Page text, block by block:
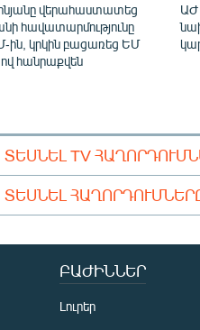
վերահաստատեց
հավատարմությունը
ին, կրկին բացառեց ԵՄ
հանրաքվեն
ԱԺ
ՏԵՍՆԵԼ TV
ՏԵՍՆԵԼ
ԲԱԺԻՆՆԵՐ
Լուրեր